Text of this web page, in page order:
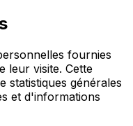
fournies
leur visite. Cette
statistiques générales
et d'informations